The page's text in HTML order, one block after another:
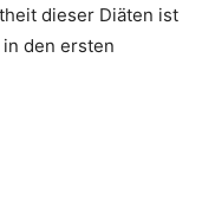
dieser Diäten ist
den ersten